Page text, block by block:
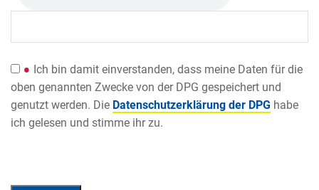
Ich bin damit einverstanden, dass meine Daten für die
oben genannten Zwecke von der DPG gespeichert und
genutzt werden. Die Datenschutzerklärung der DPG habe
ich gelesen und stimme ihr zu.